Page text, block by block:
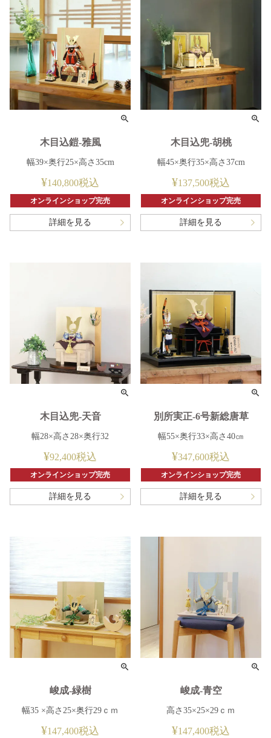
木目込鎧-雅風
幅39×奥行25×高さ35cm
¥140,800税込
オンラインショップ完売
詳細を見る
木目込兜-胡桃
幅45×奥行35×高さ37cm
¥137,500税込
オンラインショップ完売
詳細を見る
木目込兜-天音
幅28×高さ28×奥行32
¥92,400税込
オンラインショップ完売
詳細を見る
別所実正-6号新総唐草
幅55×奥行33×高さ40㎝
¥347,600税込
オンラインショップ完売
詳細を見る
峻成-緑樹
幅35 ×高さ25×奥行29ｃｍ
¥147,400税込
峻成-青空
高さ35×25×29ｃｍ
¥147,400税込